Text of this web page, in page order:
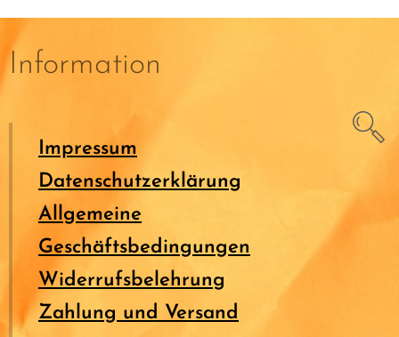
Information
Impressum
Datenschutzerklärung
Allgemeine
Geschäftsbedingungen
Widerrufsbelehrung
Zahlung und Versand